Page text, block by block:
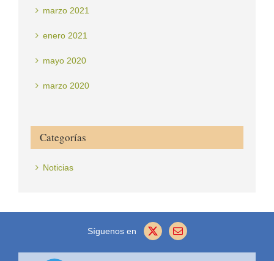
marzo 2021
enero 2021
mayo 2020
marzo 2020
Categorías
Noticias
Síguenos en